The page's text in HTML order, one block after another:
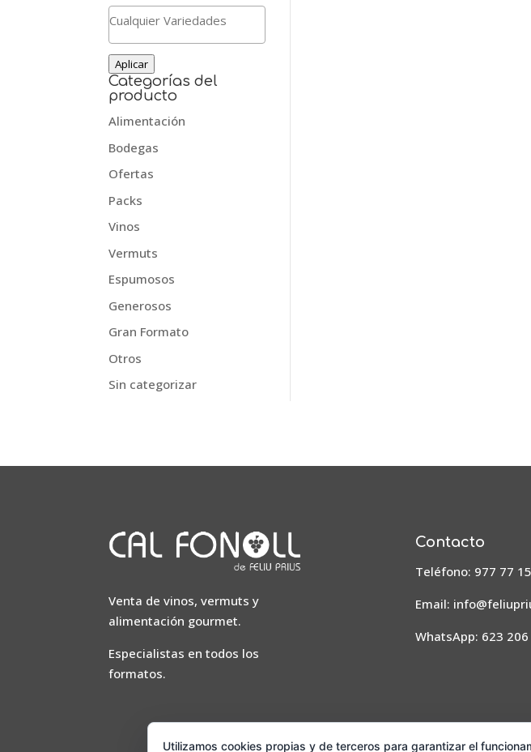
Aplicar
Categorías del
producto
Alimentación
Bodegas
Ofertas
Packs
Vinos
Vermuts
Espumosos
Generosos
Gran Formato
Otros
Sin categorizar
Venta de vinos, vermuts y
alimentación gourmet.
Especialistas en todos los
formatos.
Contacto
Teléfono: 977 77
Email:
WhatsApp: 623 206
Utilizamos cookies propias y de terceros para garantizar el